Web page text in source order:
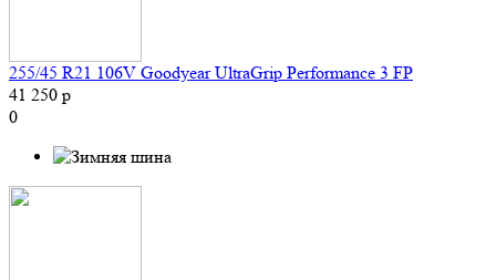
255/45 R21 106V Goodyear UltraGrip Performance 3 FP
41 250 р
0